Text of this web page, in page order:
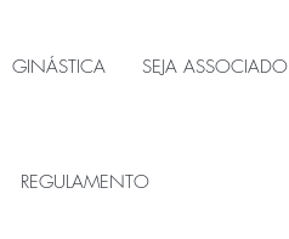
GINÁSTICA SEJA ASSOCIADO
REGULAMENTO